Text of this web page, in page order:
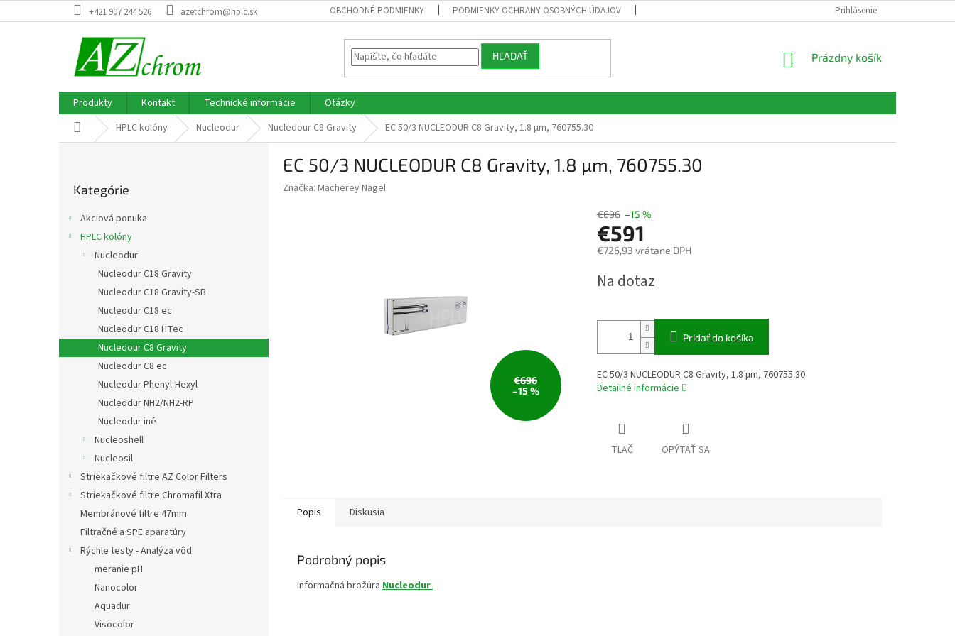
na
+421 907 244 526 azetchrom@hplc.sk OBCHODNÉ PODMIENKY PODMIENKY OCHRANY OSOBNÝCH ÚDAJOV Prihlásenie
HĽADAŤ
NÁKUPNÝ
Prázdny košík
Produkty Kontakt Technické informácie
Otázky
DomovHPLC kolóny Nucleodur Nucledour C8 Gravity EC 50/3 NUCLEODUR C8 Gravity, 1.8 µm, 760755.30
kategórie
Kategórie
Akciová ponuka
HPLC kolóny
Nucleodur
Nucleodur C18 Gravity
Nucleodur C18 Gravity-SB
Nucleodur C18 ec
Nucleodur C18 HTec
Nucledour C8 Gravity
Nucleodur C8 ec
Nucleodur Phenyl-Hexyl
Nucleodur NH2/NH2-RP
Nucleodur iné
Nucleoshell
Nucleosil
Striekačkové filtre AZ Color Filters
Striekačkové filtre Chromafil Xtra
Membránové filtre 47mm
Filtračné a SPE aparatúry
Rýchle testy - Analýza vôd
meranie pH
Nanocolor
Aquadur
Visocolor
EC 50/3 NUCLEODUR C8 Gravity, 1.8 µm, 760755.30
Značka: Macherey Nagel
€696
–15 %
€696 –15 %
€591
€726,93 vrátane DPH
cena:
Na dotaz
Pridať do košíka
EC 50/3 NUCLEODUR C8 Gravity, 1.8 µm, 760755.30
Detailné informácie
TLAČ OPÝTAŤ SA
Popis Diskusia
Podrobný popis
Informačná brožúra Nucleodur